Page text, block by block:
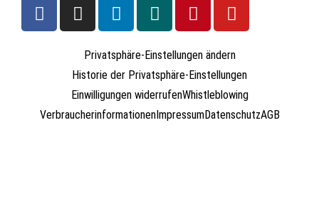
Privatsphäre-Einstellungen ändern
Historie der Privatsphäre-Einstellungen
Einwilligungen widerrufenWhistleblowing
VerbraucherinformationenImpressumDatenschutzAGB